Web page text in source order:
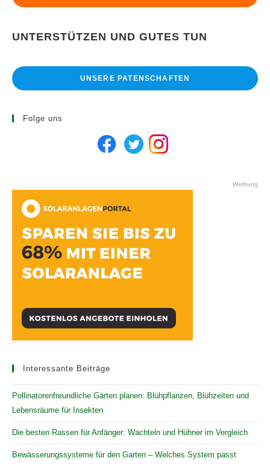
UNTERSTÜTZEN UND GUTES TUN
UNSERE PATENSCHAFTEN
Folge uns
Werbung
Interessante Beiträge
Pollinatorenfreundliche Gärten planen: Blühpflanzen, Blühzeiten und
Lebensräume für Insekten
Die besten Rassen für Anfänger: Wachteln und Hühner im Vergleich
Bewässerungssysteme für den Garten – Welches System passt